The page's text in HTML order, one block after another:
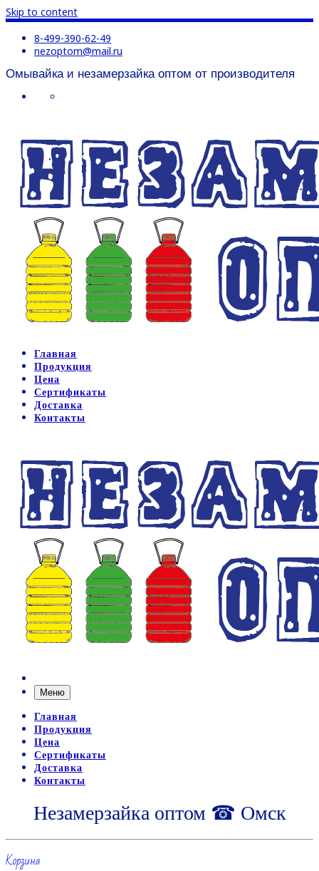
Skip to content
8-499-390-62-49
nezoptom@mail.ru
Омывайка и незамерзайка оптом от производителя
Главная
Продукция
Цена
Сертификаты
Доставка
Контакты
Меню
Главная
Продукция
Цена
Сертификаты
Доставка
Контакты
Незамерзайка оптом ☎ Омск
Корзина